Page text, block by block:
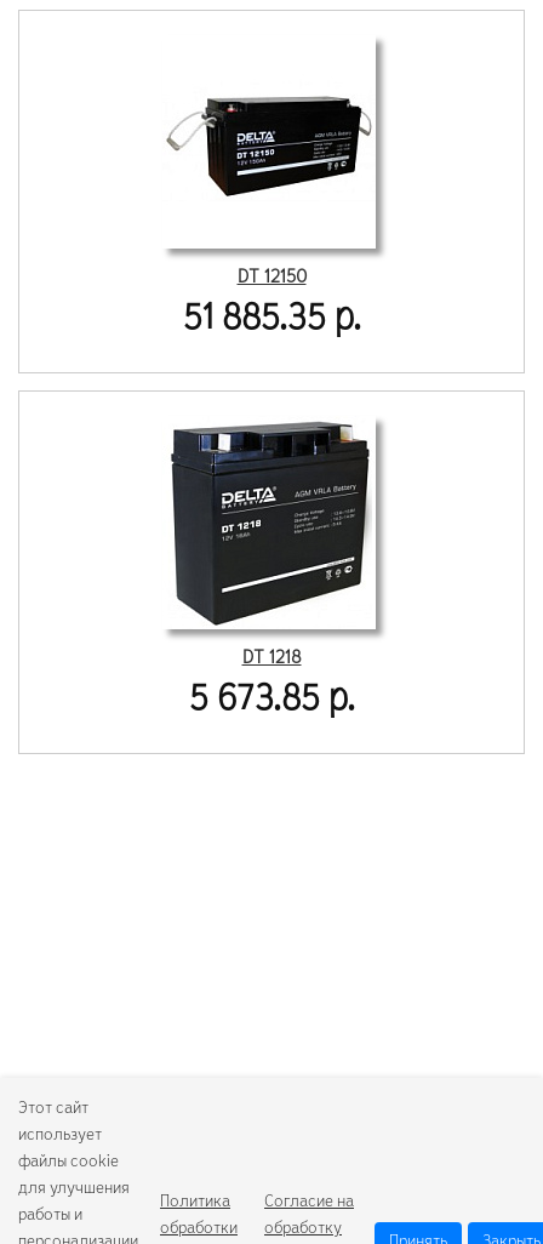
DT 12150
51 885.35 р.
DT 1218
5 673.85 р.
Этот сайт
использует
файлы cookie
для улучшения
работы и
Политика
обработки
Согласие на
обработку